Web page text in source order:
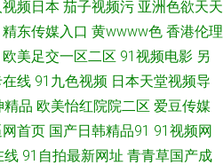
爱o 91视频第一页 内射视频网 91福利院
性交黄色电影 欧美另类不卡 日韓手机在
桃视屏 久久性精品 69热伊人青青 岛国三
视频日本 茄子视频污 亚洲色欲天天
精东传媒入口 黄wwww色 香港伦理
欧美足交一区二区 91视频电影 另
线 91九色视频 日本天堂视频导
精品 欧美怡红院院二区 爱豆传媒
首页 国产日韩精品91 91视频网
线 91自拍最新网址 青青草国产成